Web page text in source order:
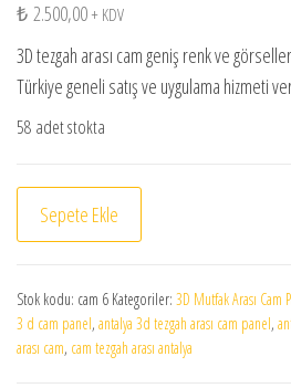
₺ 2.500,00 + KDV
3D tezgah arası cam geniş renk ve
Türkiye geneli satış ve uygulama hizmeti
58 adet stokta
3d tezgah arası cam panel - cam 6
Sepete Ekle
Stok kodu: cam 6 Kategoriler: 3D Mutfak Arası Cam
3 d cam panel, antalya 3d tezgah arası cam panel,
arası cam, cam tezgah arası antalya